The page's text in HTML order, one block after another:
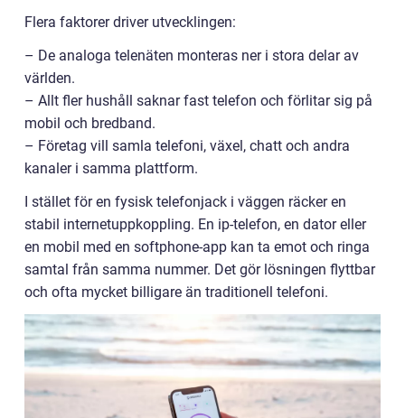
Flera faktorer driver utvecklingen:
– De analoga telenäten monteras ner i stora delar av
världen.
– Allt fler hushåll saknar fast telefon och förlitar sig på
mobil och bredband.
– Företag vill samla telefoni, växel, chatt och andra
kanaler i samma plattform.
I stället för en fysisk telefonjack i väggen räcker en
stabil internetuppkoppling. En ip-telefon, en dator eller
en mobil med en softphone-app kan ta emot och ringa
samtal från samma nummer. Det gör lösningen flyttbar
och ofta mycket billigare än traditionell telefoni.